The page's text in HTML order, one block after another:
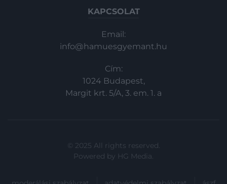
KAPCSOLAT
Email:
info@hamuesgyemant.hu
Cím:
1024 Budapest,
Margit krt. 5/A, 3. em. 1. a
© 2025 All rights reserved.
Powered by HG Media.